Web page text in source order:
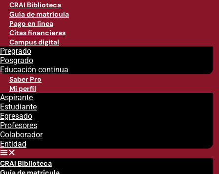
CRAI Biblioteca
Guía de matrícula
Pago en línea
Citas financieras
Campus digital
Pregrado
Posgrado
Educación continua
Saber Pro
Mi perfil
Aspirante
Estudiante
Egresado
Profesores
Colaborador
Entidad
CRAI Biblioteca